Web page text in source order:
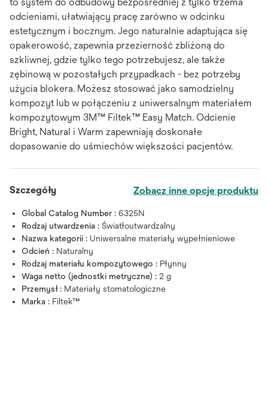
odcieniami, ułatwiający pracę zarówno w odcinku
estetycznym i bocznym. Jego naturalnie adaptująca się
opakerowość, zapewnia przezierność zbliżoną do
szkliwnej, gdzie tylko tego potrzebujesz, ale także
zębinową w pozostałych przypadkach - bez potrzeby
użycia blokera. Możesz stosować jako samodzielny
kompozyt lub w połączeniu z uniwersalnym materiałem
kompozytowym 3M™ Filtek™ Easy Match. Odcienie
Bright, Natural i Warm zapewniają doskonałe
dopasowanie do uśmiechów większości pacjentów.
Szczegóły Zobacz inne opcje produktu
Global Catalog Number : 6325N
Rodzaj utwardzenia : Światłoutwardzalny
Nazwa kategorii : Uniwersalne materiały wypełnieniowe
Odcień : Naturalny
Rodzaj materiału kompozytowego : Płynny
Waga netto (jednostki metryczne) : 2 g
Przemysł : Materiały stomatologiczne
Marka : Filtek™